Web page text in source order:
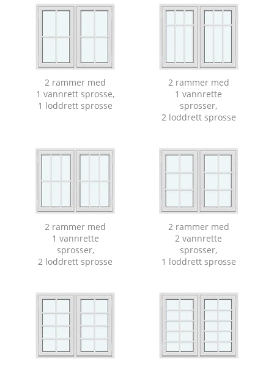
2 rammer med
1 vannrett sprosse,
1 loddrett sprosse
2 rammer med
1 vannrette
sprosser,
2 loddrett sprosse
2 rammer med
1 vannrette
sprosser,
2 loddrett sprosse
2 rammer med
2 vannrette
sprosser,
1 loddrett sprosse